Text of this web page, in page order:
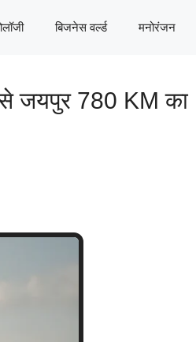
बिजनेस वर्ल्ड मनोरंजन
जयपुर 780 KM का